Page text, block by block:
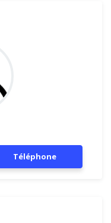
Téléphone